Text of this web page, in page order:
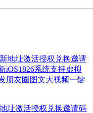
址激活授权兑换邀请码